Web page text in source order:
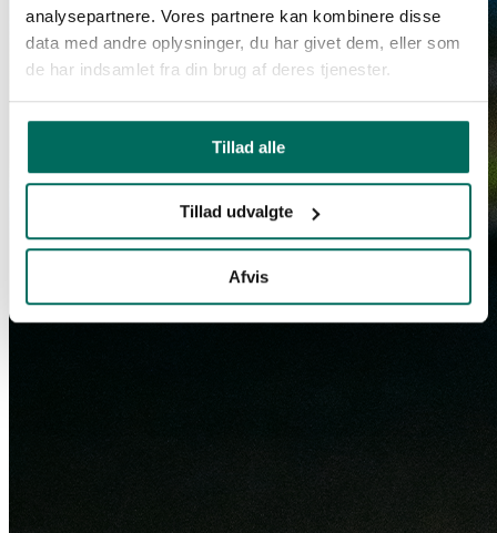
analysepartnere. Vores partnere kan kombinere disse
data med andre oplysninger, du har givet dem, eller som
de har indsamlet fra din brug af deres tjenester.
Tillad alle
Tillad udvalgte
Afvis